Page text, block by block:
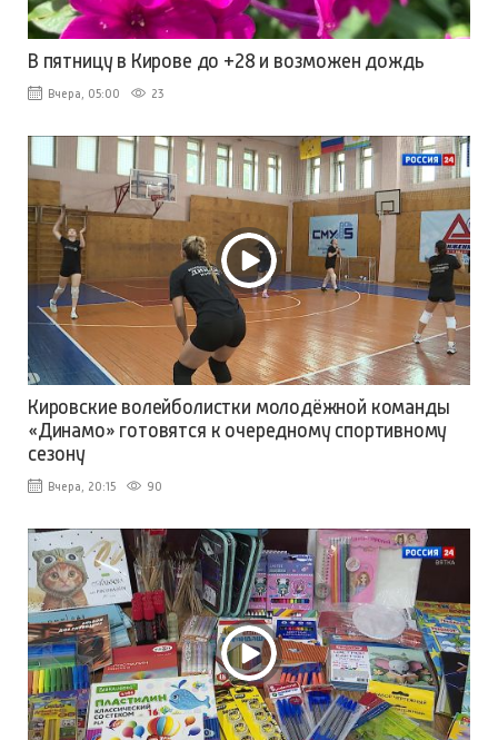
В пятницу в Кирове до +28 и возможен дождь
Вчера, 05:00 23
Кировские волейболистки молодёжной команды
«Динамо» готовятся к очередному спортивному
сезону
Вчера, 20:15 90